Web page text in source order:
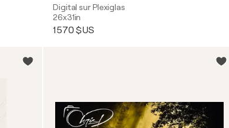
Digital sur Plexiglas
26x31in
1 570 $US